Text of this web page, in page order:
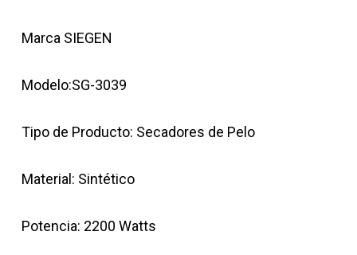
Marca SIEGEN
Modelo:SG-3039
Tipo de Producto: Secadores de Pelo
Material: Sintético
Potencia: 2200 Watts